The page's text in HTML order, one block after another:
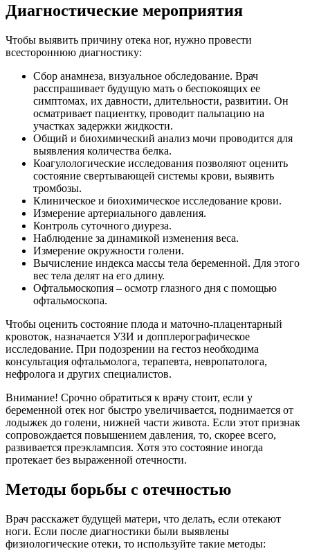
Диагностические мероприятия
Чтобы выявить причину отека ног, нужно провести
всестороннюю диагностику:
Сбор анамнеза, визуальное обследование. Врач
расспрашивает будущую мать о беспокоящих ее
симптомах, их давности, длительности, развитии. Он
осматривает пациентку, проводит пальпацию на
участках задержки жидкости.
Общий и биохимический анализ мочи проводится для
выявления количества белка.
Коагулологические исследования позволяют оценить
состояние свертывающей системы крови, выявить
тромбозы.
Клиническое и биохимическое исследование крови.
Измерение артериального давления.
Контроль суточного диуреза.
Наблюдение за динамикой изменения веса.
Измерение окружности голени.
Вычисление индекса массы тела беременной. Для этого
вес тела делят на его длину.
Офтальмоскопия – осмотр глазного дня с помощью
офтальмоскопа.
Чтобы оценить состояние плода и маточно-плацентарный
кровоток, назначается УЗИ и допплерографическое
исследование. При подозрении на гестоз необходима
консультация офтальмолога, терапевта, невропатолога,
нефролога и других специалистов.
Внимание! Срочно обратиться к врачу стоит, если у
беременной отек ног быстро увеличивается, поднимается от
лодыжек до голени, нижней части живота. Если этот признак
сопровождается повышением давления, то, скорее всего,
развивается преэклампсия. Хотя это состояние иногда
протекает без выраженной отечности.
Методы борьбы с отечностью
Врач расскажет будущей матери, что делать, если отекают
ноги. Если после диагностики были выявлены
физиологические отеки, то используйте такие методы: